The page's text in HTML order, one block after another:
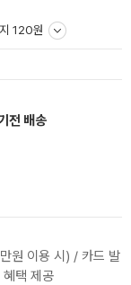
120원
전 배송
원 이용 시) / 카드 발
혜택 제공